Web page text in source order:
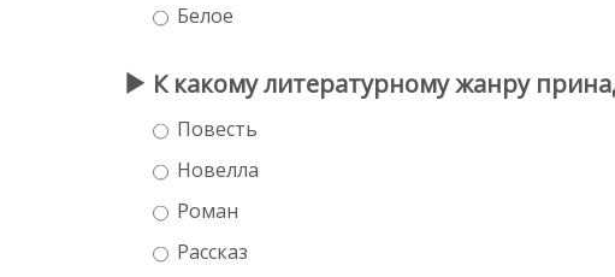
Белое
К какому литературному жанру
Повесть
Новелла
Роман
Рассказ